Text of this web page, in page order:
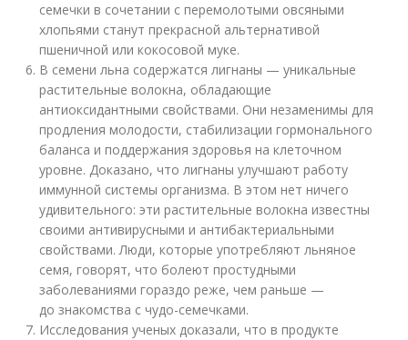
семечки в сочетании с перемолотыми овсяными
хлопьями станут прекрасной альтернативой
пшеничной или кокосовой муке.
В семени льна содержатся лигнаны — уникальные
растительные волокна, обладающие
антиоксидантными свойствами. Они незаменимы для
продления молодости, стабилизации гормонального
баланса и поддержания здоровья на клеточном
уровне. Доказано, что лигнаны улучшают работу
иммунной системы организма. В этом нет ничего
удивительного: эти растительные волокна известны
своими антивирусными и антибактериальными
свойствами. Люди, которые употребляют льняное
семя, говорят, что болеют простудными
заболеваниями гораздо реже, чем раньше —
до знакомства с чудо-семечками.
Исследования ученых доказали, что в продукте